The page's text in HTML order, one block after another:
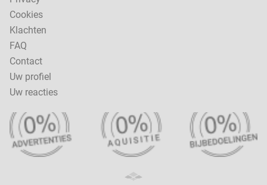
Cookies
Klachten
FAQ
Contact
Uw profiel
Uw reacties